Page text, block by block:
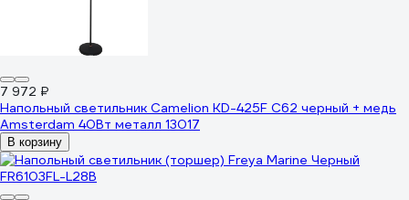
7 972 ₽
Напольный светильник Camelion KD-425F C62 черный + медь
Amsterdam 40Вт металл 13017
В корзину